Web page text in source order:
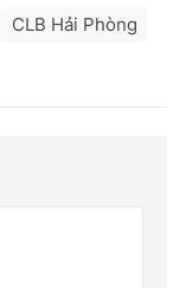
CLB Hải Phòng